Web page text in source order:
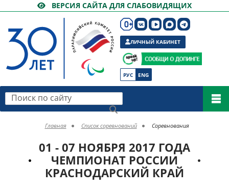
ВЕРСИЯ САЙТА ДЛЯ СЛАБОВИДЯЩИХ
РУС ENG
ЛИЧНЫЙ КАБИНЕТ
Поиск по сайту
Главная Список соревнований Соревнования
01 - 07 НОЯБРЯ 2017 ГОДА
ЧЕМПИОНАТ РОССИИ
КРАСНОДАРСКИЙ КРАЙ